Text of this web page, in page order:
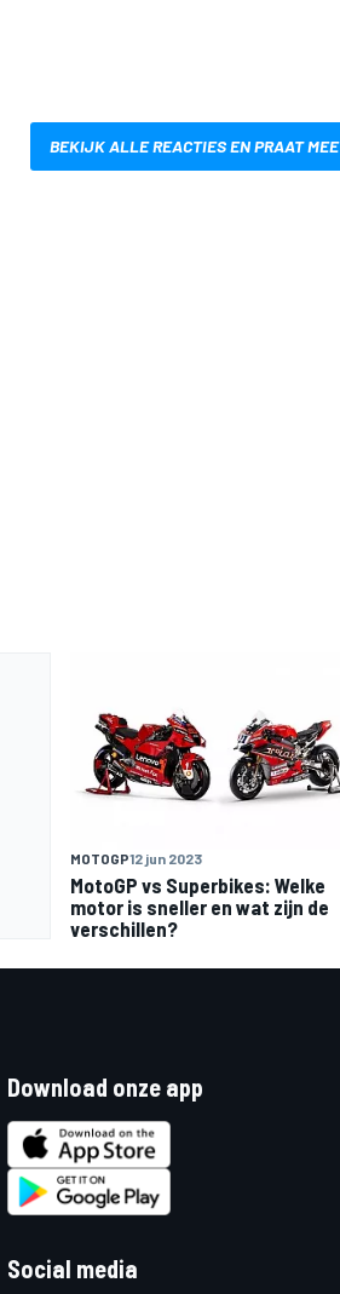
BEKIJK ALLE REACTIES EN PRAAT MEE
MOTOGP12 jun 2023
MotoGP vs Superbikes: Welke
motor is sneller en wat zijn de
verschillen?
Download onze app
Social media